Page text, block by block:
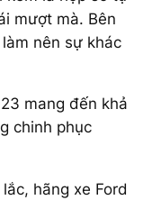
mượt mà. Bên
nên sự khác
mang đến khả
chinh phục
hãng xe Ford